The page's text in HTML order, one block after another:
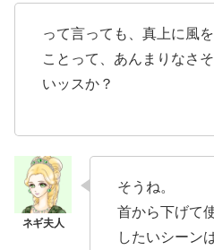
って言っても、真上に風
ことって、あんまりなさ
いッスか？
そうね。
首から下げて
したいシーン